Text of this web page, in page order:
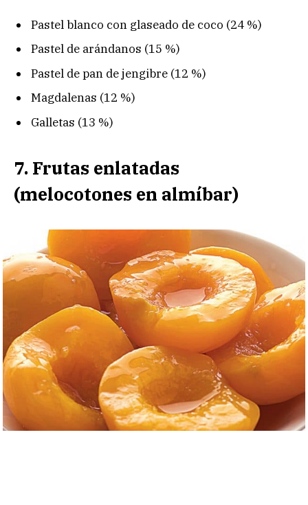
Pastel blanco con glaseado de coco (24 %)
Pastel de arándanos (15 %)
Pastel de pan de jengibre (12 %)
Magdalenas (12 %)
Galletas (13 %)
7. Frutas enlatadas
(melocotones en almíbar)